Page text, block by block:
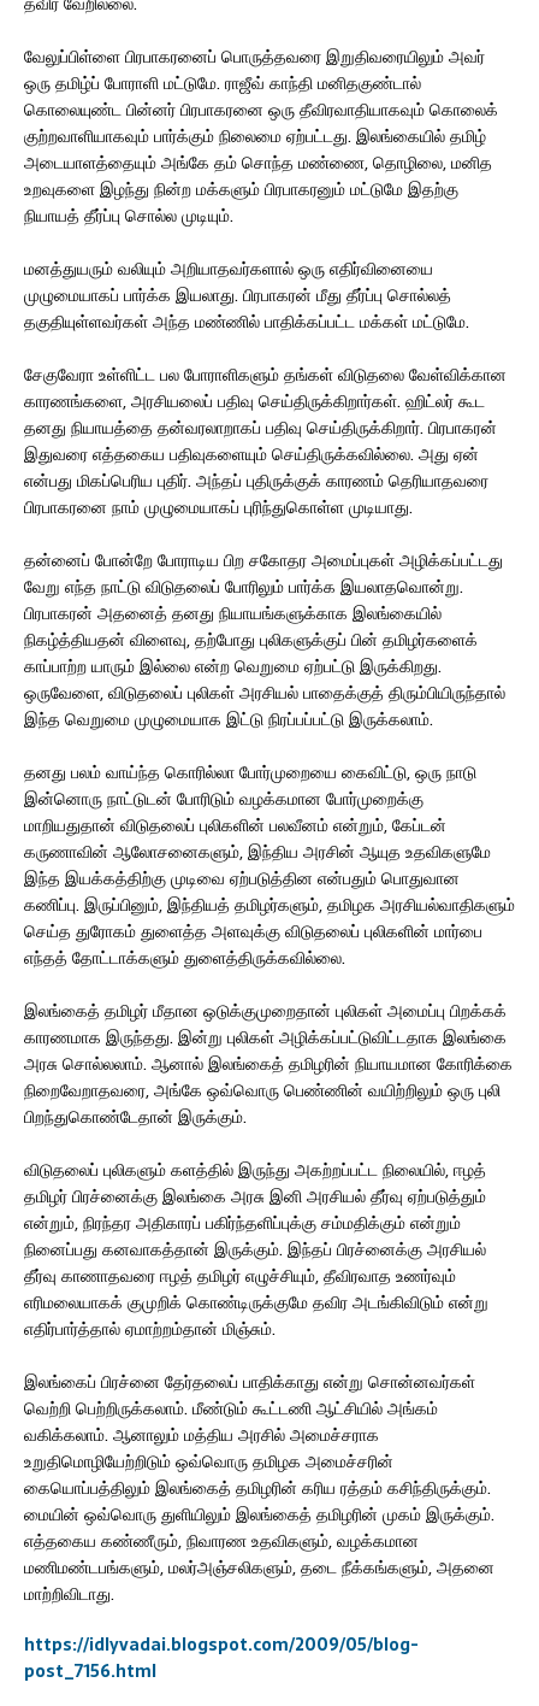
வேலுப்பிள்ளை பிரபாகரனைப் பொருத்தவரை இறுதிவரையிலும் அவர்
ஒரு தமிழ்ப் போராளி மட்டுமே. ராஜீவ் காந்தி மனிதகுண்டால்
கொலையுண்ட பின்னர் பிரபாகரனை ஒரு தீவிரவாதியாகவும் கொலைக்
குற்றவாளியாகவும் பார்க்கும் நிலைமை ஏற்பட்டது. இலங்கையில் தமிழ்
அடையாளத்தையும் அங்கே தம் சொந்த மண்ணை, தொழிலை, மனித
உறவுகளை இழந்து நின்ற மக்களும் பிரபாகரனும் மட்டுமே இதற்கு
நியாயத் தீர்ப்பு சொல்ல முடியும்.
மனத்துயரும் வலியும் அறியாதவர்களால் ஒரு எதிர்வினையை
முழுமையாகப் பார்க்க இயலாது. பிரபாகரன் மீது தீர்ப்பு சொல்லத்
தகுதியுள்ளவர்கள் அந்த மண்ணில் பாதிக்கப்பட்ட மக்கள் மட்டுமே.
சேகுவேரா உள்ளிட்ட பல போராளிகளும் தங்கள் விடுதலை வேள்விக்கான
காரணங்களை, அரசியலைப் பதிவு செய்திருக்கிறார்கள். ஹிட்லர் கூட
தனது நியாயத்தை தன்வரலாறாகப் பதிவு செய்திருக்கிறார். பிரபாகரன்
இதுவரை எத்தகைய பதிவுகளையும் செய்திருக்கவில்லை. அது ஏன்
என்பது மிகப்பெரிய புதிர். அந்தப் புதிருக்குக் காரணம் தெரியாதவரை
பிரபாகரனை நாம் முழுமையாகப் புரிந்துகொள்ள முடியாது.
தன்னைப் போன்றே போராடிய பிற சகோதர அமைப்புகள் அழிக்கப்பட்டது
வேறு எந்த நாட்டு விடுதலைப் போரிலும் பார்க்க இயலாதவொன்று.
பிரபாகரன் அதனைத் தனது நியாயங்களுக்காக இலங்கையில்
நிகழ்த்தியதன் விளைவு, தற்போது புலிகளுக்குப் பின் தமிழர்களைக்
காப்பாற்ற யாரும் இல்லை என்ற வெறுமை ஏற்பட்டு இருக்கிறது.
ஒருவேளை, விடுதலைப் புலிகள் அரசியல் பாதைக்குத் திரும்பியிருந்தால்
இந்த வெறுமை முழுமையாக இட்டு நிரப்பப்பட்டு இருக்கலாம்.
தனது பலம் வாய்ந்த கொரில்லா போர்முறையை கைவிட்டு, ஒரு நாடு
இன்னொரு நாட்டுடன் போரிடும் வழக்கமான போர்முறைக்கு
மாறியதுதான் விடுதலைப் புலிகளின் பலவீனம் என்றும், கேப்டன்
கருணாவின் ஆலோசனைகளும், இந்திய அரசின் ஆயுத உதவிகளுமே
இந்த இயக்கத்திற்கு முடிவை ஏற்படுத்தின என்பதும் பொதுவான
கணிப்பு. இருப்பினும், இந்தியத் தமிழர்களும், தமிழக அரசியல்வாதிகளும்
செய்த துரோகம் துளைத்த அளவுக்கு விடுதலைப் புலிகளின் மார்பை
எந்தத் தோட்டாக்களும் துளைத்திருக்கவில்லை.
இலங்கைத் தமிழர் மீதான ஒடுக்குமுறைதான் புலிகள் அமைப்பு பிறக்கக்
காரணமாக இருந்தது. இன்று புலிகள் அழிக்கப்பட்டுவிட்டதாக இலங்கை
அரசு சொல்லலாம். ஆனால் இலங்கைத் தமிழரின் நியாயமான கோரிக்கை
நிறைவேறாதவரை, அங்கே ஒவ்வொரு பெண்ணின் வயிற்றிலும் ஒரு புலி
பிறந்துகொண்டேதான் இருக்கும்.
விடுதலைப் புலிகளும் களத்தில் இருந்து அகற்றப்பட்ட நிலையில், ஈழத்
தமிழர் பிரச்னைக்கு இலங்கை அரசு இனி அரசியல் தீர்வு ஏற்படுத்தும்
என்றும், நிரந்தர அதிகாரப் பகிர்ந்தளிப்புக்கு சம்மதிக்கும் என்றும்
நினைப்பது கனவாகத்தான் இருக்கும். இந்தப் பிரச்னைக்கு அரசியல்
தீர்வு காணாதவரை ஈழத் தமிழர் எழுச்சியும், தீவிரவாத உணர்வும்
எரிமலையாகக் குமுறிக் கொண்டிருக்குமே தவிர அடங்கிவிடும் என்று
எதிர்பார்த்தால் ஏமாற்றம்தான் மிஞ்சும்.
இலங்கைப் பிரச்னை தேர்தலைப் பாதிக்காது என்று சொன்னவர்கள்
வெற்றி பெற்றிருக்கலாம். மீண்டும் கூட்டணி ஆட்சியில் அங்கம்
வகிக்கலாம். ஆனாலும் மத்திய அரசில் அமைச்சராக
உறுதிமொழியேற்றிடும் ஒவ்வொரு தமிழக அமைச்சரின்
கையொப்பத்திலும் இலங்கைத் தமிழரின் கரிய ரத்தம் கசிந்திருக்கும்.
மையின் ஒவ்வொரு துளியிலும் இலங்கைத் தமிழரின் முகம் இருக்கும்.
எத்தகைய கண்ணீரும், நிவாரண உதவிகளும், வழக்கமான
மணிமண்டபங்களும், மலர்அஞ்சலிகளும், தடை நீக்கங்களும், அதனை
மாற்றிவிடாது.
https://idlyvadai.blogspot.com/2009/05/blog-
post_7156.html